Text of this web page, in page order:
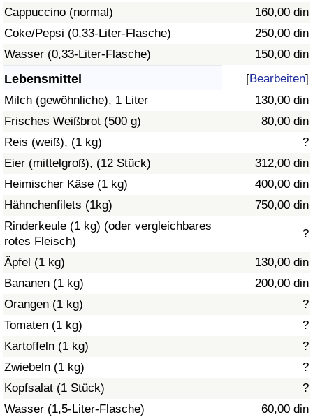
Cappuccino (normal)
160,00 din
Coke/Pepsi (0,33-Liter-Flasche)
250,00 din
Wasser (0,33-Liter-Flasche)
150,00 din
Lebensmittel [Bearbeiten]
Milch (gewöhnliche), 1 Liter
130,00 din
Frisches Weißbrot (500 g)
80,00 din
Reis (weiß), (1 kg)
?
Eier (mittelgroß), (12 Stück)
312,00 din
Heimischer Käse (1 kg)
400,00 din
Hähnchenfilets (1kg)
750,00 din
Rinderkeule (1 kg) (oder vergleichbares
rotes Fleisch)
?
Äpfel (1 kg)
130,00 din
Bananen (1 kg)
200,00 din
Orangen (1 kg)
?
Tomaten (1 kg)
?
Kartoffeln (1 kg)
?
Zwiebeln (1 kg)
?
Kopfsalat (1 Stück)
?
Wasser (1,5-Liter-Flasche)
60,00 din
Kriminalitäts-Index
Kriminalitätsindex nach Land
Gesundheitsversorgung
Gesundheitsversorgungs-Index (aktuell)
Gesundheitsversorgungs-Index
Gesundheitsversorgungs-Index nach Land
Umweltverschmutzung
Verschmutzungsindex
Umweltverschmutzungs-Index nach Land
Verkehr